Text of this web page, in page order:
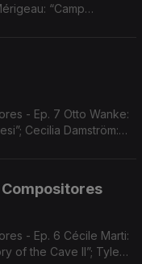
“Camp
- Ep. 7 Otto Wanke:
Cecilia Damström:
- Ep. 6 Cécile Marti:
the Cave II”; Tyler